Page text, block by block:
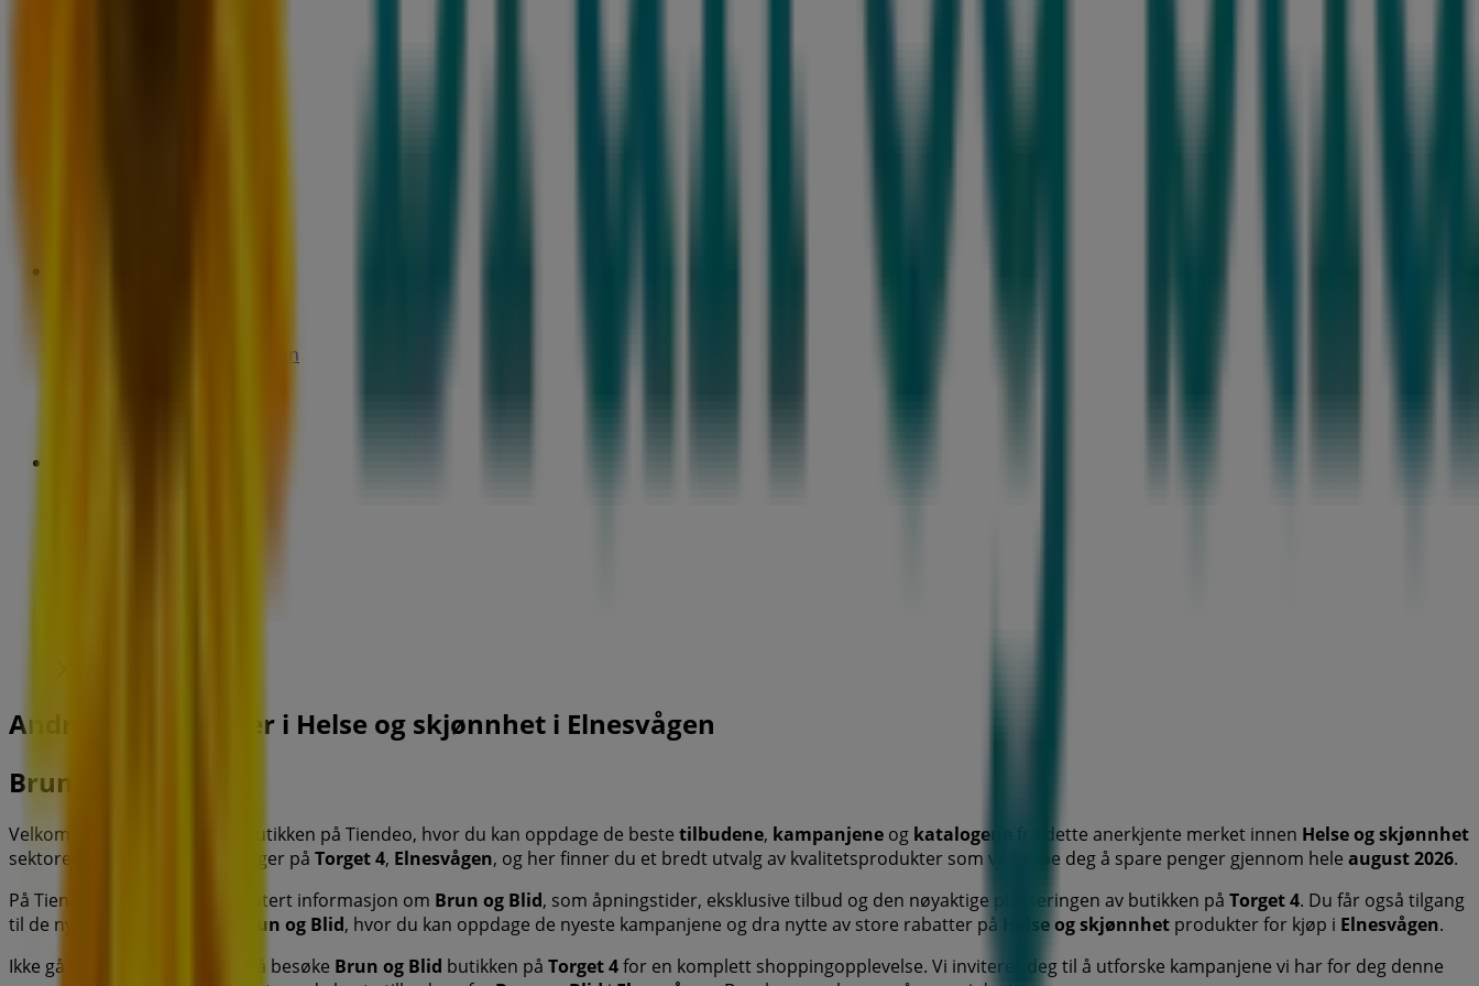
Eidemsbakken 12, Elnesvågen
Andre virksomheter i Helse og skjønnhet i Elnesvågen
Brun og Blid
Velkommen til butikken på Tiendeo, hvor du kan oppdage de beste tilbudene, kampanjene og katalogene fra dette anerkjente merket innen Helse og skjønnhet
sektoren. Vår fysiske butikk ligger på Torget 4, Elnesvågen, og her finner du et bredt utvalg av kvalitetsprodukter som vil hjelpe deg å spare penger gjennom hele august 2026.
På Tiendeo gir vi deg all oppdatert informasjon om Brun og Blid, som åpningstider, eksklusive tilbud og den nøyaktige plasseringen av butikken på Torget 4. Du får også tilgang
til de nyeste katalogene fra
Brun og Blid, hvor du kan oppdage de nyeste kampanjene og dra nytte av store rabatter på Helse og skjønnhet produkter for kjøp i Elnesvågen.
Ikke gå glipp av muligheten til å besøke Brun og Blid butikken på Torget 4for en komplett shoppingopplevelse. Vi inviterer deg til å utforske kampanjene vi har for deg denne